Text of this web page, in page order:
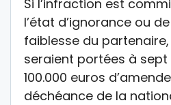
Si l’infraction est
l’état d’ignorance ou
faiblesse du
seraient portées à
100.000 euros
déchéance de la